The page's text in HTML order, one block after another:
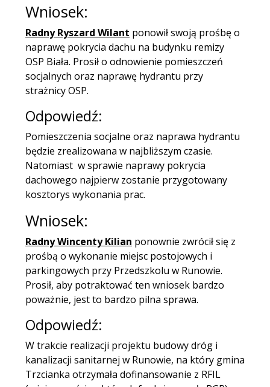
Wniosek:
Radny Ryszard Wilant ponowił swoją prośbę o
naprawę pokrycia dachu na budynku remizy
OSP Biała. Prosił o odnowienie pomieszczeń
socjalnych oraz naprawę hydrantu przy
strażnicy OSP.
Odpowiedź:
Pomieszczenia socjalne oraz naprawa hydrantu
będzie zrealizowana w najbliższym czasie.
Natomiast w sprawie naprawy pokrycia
dachowego najpierw zostanie przygotowany
kosztorys wykonania prac.
Wniosek:
Radny Wincenty Kilian ponownie zwrócił się z
prośbą o wykonanie miejsc postojowych i
parkingowych przy Przedszkolu w Runowie.
Prosił, aby potraktować ten wniosek bardzo
poważnie, jest to bardzo pilna sprawa.
Odpowiedź:
W trakcie realizacji projektu budowy dróg i
kanalizacji sanitarnej w Runowie, na który gmina
Trzcianka otrzymała dofinansowanie z RFIL